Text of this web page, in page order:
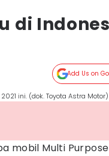
di
Add Us on
ini. (dok. Toyota Astra Motor)
mobil Multi Purpose